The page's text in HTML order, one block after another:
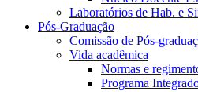
Laboratórios de Hab. e
Pós-Graduação
Comissão de Pós-
Vida acadêmica
Normas e
Programa